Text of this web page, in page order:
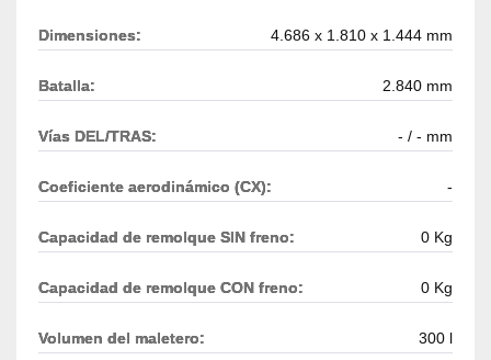
Dimensiones: 4.686 x 1.810 x 1.444 mm
Batalla: 2.840 mm
Vías DEL/TRAS: - / - mm
Coeficiente aerodinámico (CX): -
Capacidad de remolque SIN freno: 0 Kg
Capacidad de remolque CON freno: 0 Kg
Volumen del maletero: 300 l